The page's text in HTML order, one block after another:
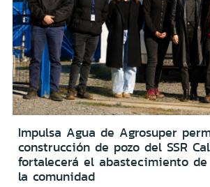
Impulsa Agua de Agrosuper
construcción de pozo del SSR
fortalecerá el abastecimiento
la comunidad